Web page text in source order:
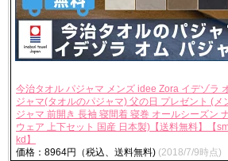
今治タオル パジャマ メンズ idee Zora イデゾラ
ジャマ(タオルのパジャマ) 父の日 プレゼント (メ
ジャマ 前開き 長袖 寝間着 寝巻 オールシーズン
ウェア 上下セット 国産 日本製)【送料無料】【
kd】
価格：8964円（税込、送料無料) (2018/7/9時点)